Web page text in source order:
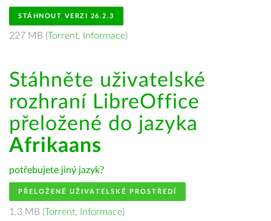
STÁHNOUT VERZI 26.2.3
227 MB (Torrent, Informace)
Stáhněte uživatelské
rozhraní LibreOffice
přeložené do jazyka
Afrikaans
potřebujete jiný jazyk?
PŘELOŽENÉ UŽIVATELSKÉ PROSTŘEDÍ
1.3 MB (Torrent, Informace)